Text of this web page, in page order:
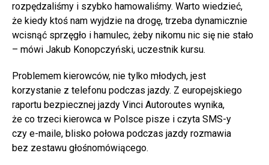
rozpędzaliśmy i szybko hamowaliśmy. Warto wiedzieć,
że kiedy ktoś nam wyjdzie na drogę, trzeba dynamicznie
wcisnąć sprzęgło i hamulec, żeby nikomu nic się nie stało
– mówi Jakub Konopczyński, uczestnik kursu.
Problemem kierowców, nie tylko młodych, jest
korzystanie z telefonu podczas jazdy. Z europejskiego
raportu bezpiecznej jazdy Vinci Autoroutes wynika,
że co trzeci kierowca w Polsce pisze i czyta SMS-y
czy e-maile, blisko połowa podczas jazdy rozmawia
bez zestawu głośnomówiącego.